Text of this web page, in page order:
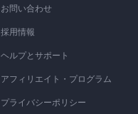
お問い合わせ
採用情報
ヘルプとサポート
アフィリエイト・プログラム
プライバシーポリシー